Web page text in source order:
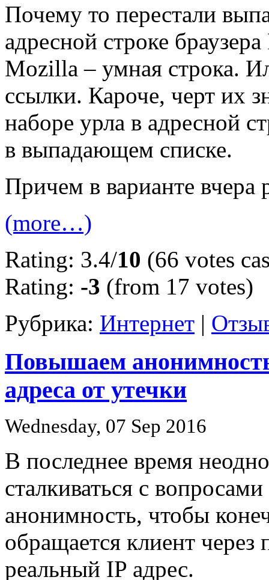
Почему то перестали
адресной строке
Mozilla – умная строка.
ссылки. Кароче, черт их
наборе урла в адресной
в выпадающем списке.
Причем в варианте вчера
(more…)
Rating: 3.4/10 (66 votes
Rating: -3 (from 17 votes)
Рубрика: Интернет |
Повышаем
адреса от утечки
Wednesday, 07 Sep 2016
В последнее время
сталкиваться с
анонимность, чтобы
обращается клиент
реальный IP адрес.